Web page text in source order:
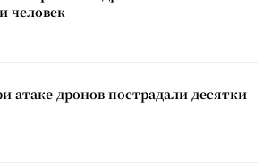
человек
атаке дронов пострадали десятки